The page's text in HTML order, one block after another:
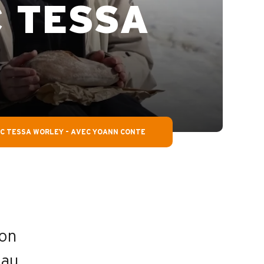
TESSA
TESSA WORLEY – AVEC YOANN CONTE